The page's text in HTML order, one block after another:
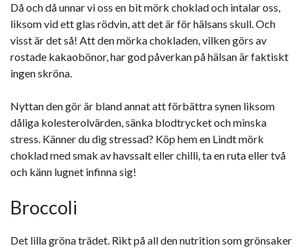
Då och då unnar vi oss en bit mörk choklad och intalar oss,
liksom vid ett glas rödvin, att det är för hälsans skull. Och
visst är det så! Att den mörka chokladen, vilken görs av
rostade kakaobönor, har god påverkan på hälsan är faktiskt
ingen skröna.
Nyttan den gör är bland annat att förbättra synen liksom
dåliga kolesterolvärden, sänka blodtrycket och minska
stress. Känner du dig stressad? Köp hem en Lindt mörk
choklad med smak av havssalt eller chilli, ta en ruta eller två
och känn lugnet infinna sig!
Broccoli
Det lilla gröna trädet. Rikt på all den nutrition som grönsaker